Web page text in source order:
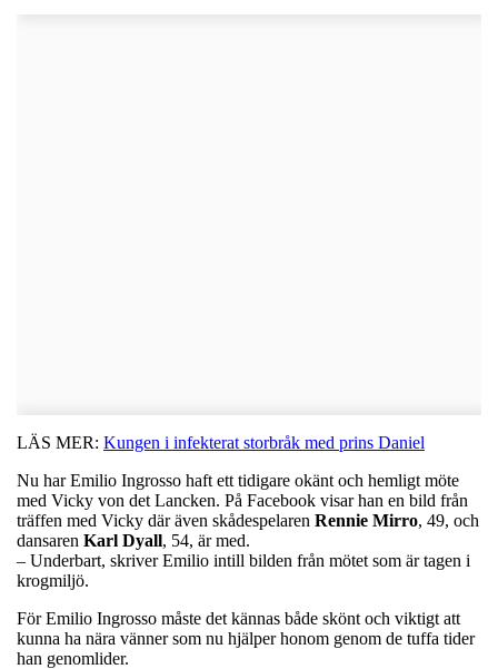
LÄS MER: Kungen i infekterat storbråk med prins Daniel
Nu har Emilio Ingrosso haft ett tidigare okänt och hemligt möte
med Vicky von det Lancken. På Facebook visar han en bild från
träffen med Vicky där även skådespelaren Rennie Mirro, 49, och
dansaren Karl Dyall, 54, är med.
– Underbart, skriver Emilio intill bilden från mötet som är tagen i
krogmiljö.
För Emilio Ingrosso måste det kännas både skönt och viktigt att
kunna ha nära vänner som nu hjälper honom genom de tuffa tider
han genomlider.